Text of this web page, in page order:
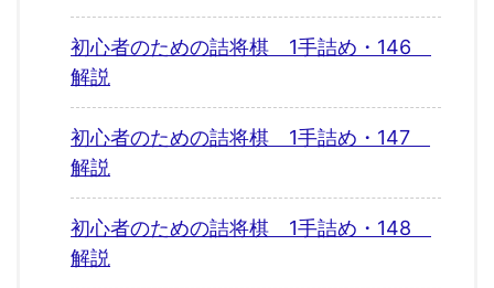
初心者のための詰将棋 1手詰め・146
解説
初心者のための詰将棋 1手詰め・147
解説
初心者のための詰将棋 1手詰め・148
解説